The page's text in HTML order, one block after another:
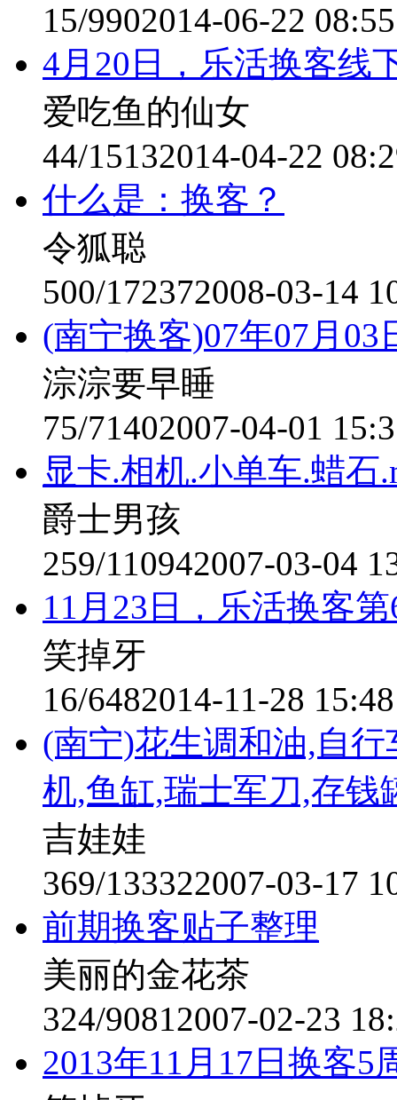
15/9902014-06-22
4月20日，乐活换客线
爱吃鱼的仙女
44/15132014-04-22
什么是：换客？
令狐聪
500/172372008-03-14
(南宁换客)07年07月
淙淙要早睡
75/71402007-04-01
显卡.相机.小单车.蜡石
爵士男孩
259/110942007-03-04
11月23日，乐活换客
笑掉牙
16/6482014-11-28
(南宁)花生调和油,自
机,鱼缸,瑞士军刀,存钱
吉娃娃
369/133322007-03-17
前期换客贴子整理
美丽的金花茶
324/90812007-02-23
2013年11月17日换客5